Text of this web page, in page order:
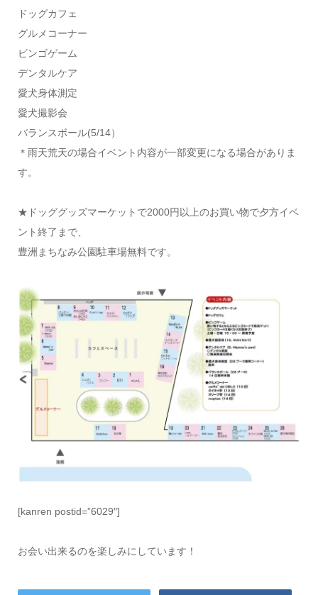
ドッグカフェ
グルメコーナー
ビンゴゲーム
デンタルケア
愛犬身体測定
愛犬撮影会
バランスボール(5/14）
＊雨天荒天の場合イベント内容が一部変更になる場合がありま
す。
★ドッググッズマーケットで2000円以上のお買い物で夕方イベ
ント終了まで、
豊洲まちなみ公園駐車場無料です。
[kanren postid=”6029″]
お会い出来るのを楽しみにしています！